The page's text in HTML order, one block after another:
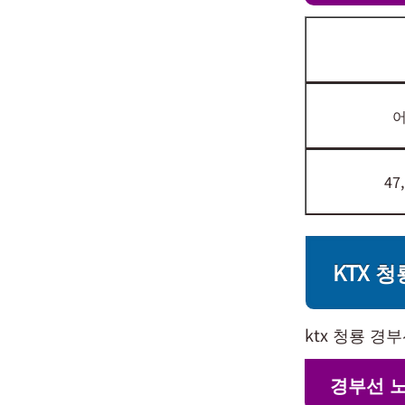
KTX
ktx 청룡 경
경부선